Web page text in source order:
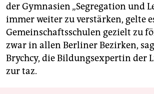
der Gymnasien „Segregation und
immer weiter zu verstärken, gelte
Gemeinschaftsschulen gezielt zu
zwar in allen Berliner Bezirken,
Brychcy, die Bildungsexpertin der
zur taz.